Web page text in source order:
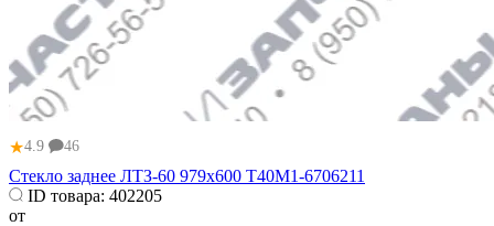
★4.9 46
Стекло заднее ЛТЗ-60 979х600 Т40М1-6706211
ID товара: 402205
от